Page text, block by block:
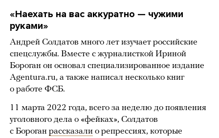
«Наехать на вас аккуратно — чужими
руками»
Андрей Солдатов много лет изучает российские
спецслужбы. Вместе с журналисткой Ириной
Бороган он основал специализированное издание
Agentura.ru, а также написал несколько книг
о работе ФСБ.
11 марта 2022 года, всего за неделю до появления
уголовного дела о «фейках», Солдатов
с Бороган рассказали о репрессиях, которые